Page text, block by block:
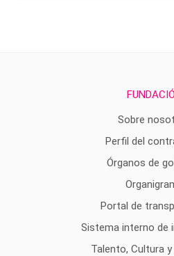
Sobre
Perfil del
Órganos de
Portal de
Sistema interno de
Talento, Cultura